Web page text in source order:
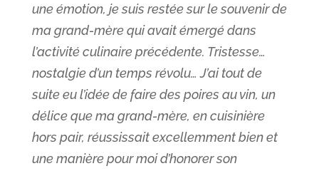
une émotion, je suis restée sur le souvenir de
ma grand-mère qui avait émergé dans
l’activité culinaire précédente. Tristesse…
nostalgie d’un temps révolu… J’ai tout de
suite eu l’idée de faire des poires au vin, un
délice que ma grand-mère, en cuisinière
hors pair, réussissait excellemment bien et
une manière pour moi d’honorer son